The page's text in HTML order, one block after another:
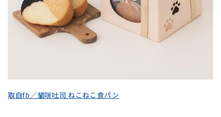
取自fb／貓咪吐司 ねこねこ食パン